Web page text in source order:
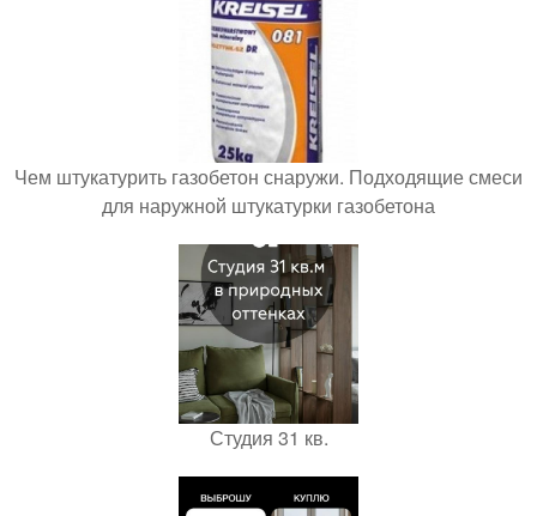
Чем штукатурить газобетон снаружи. Подходящие смеси
для наружной штукатурки газобетона
Студия 31 кв.